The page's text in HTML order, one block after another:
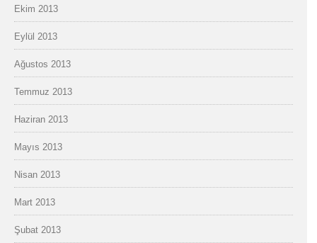
Ekim 2013
Eylül 2013
Ağustos 2013
Temmuz 2013
Haziran 2013
Mayıs 2013
Nisan 2013
Mart 2013
Şubat 2013